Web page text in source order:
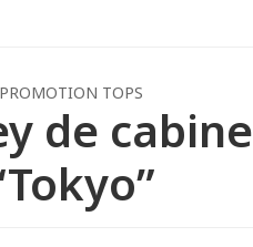
PROMOTION TOPS
de cabine